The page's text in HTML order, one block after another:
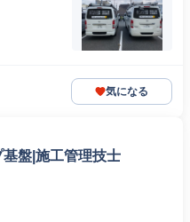
気になる
盤|施工管理技士